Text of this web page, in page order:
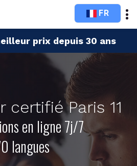
FR
prix depuis 30 ans
certifié Paris 11
en ligne 7j/7
langues